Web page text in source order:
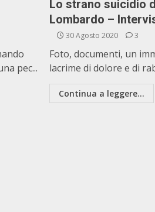
pec...
Lo strano suicidio
Lombardo –
30 Agosto 2020 3
Foto, documenti, un
lacrime di dolore e di
Continua a leggere...